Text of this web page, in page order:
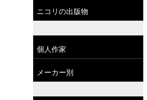
ニコリの出版物
個人作家
メーカー別